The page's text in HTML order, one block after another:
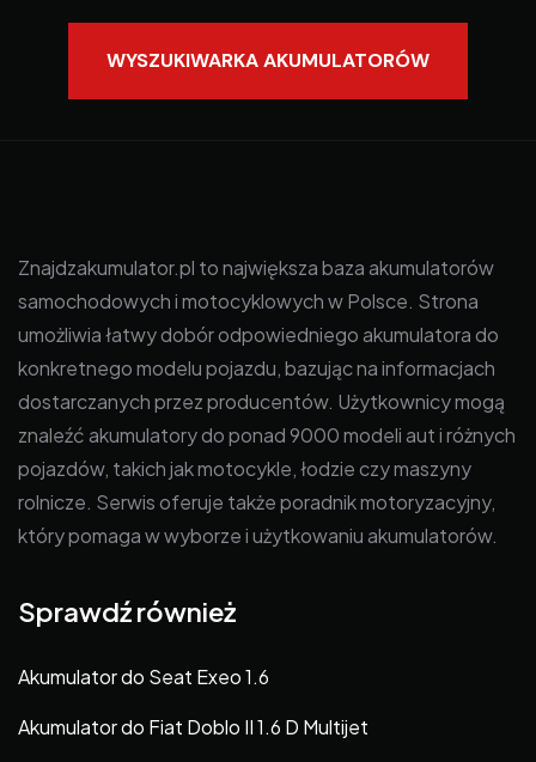
WYSZUKIWARKA AKUMULATORÓW
Znajdzakumulator.pl to największa baza akumulatorów
samochodowych i motocyklowych w Polsce. Strona
umożliwia łatwy dobór odpowiedniego akumulatora do
konkretnego modelu pojazdu, bazując na informacjach
dostarczanych przez producentów. Użytkownicy mogą
znaleźć akumulatory do ponad 9000 modeli aut i różnych
pojazdów, takich jak motocykle, łodzie czy maszyny
rolnicze. Serwis oferuje także poradnik motoryzacyjny,
który pomaga w wyborze i użytkowaniu akumulatorów.
Sprawdź również
Akumulator do Seat Exeo 1.6
Akumulator do Fiat Doblo II 1.6 D Multijet